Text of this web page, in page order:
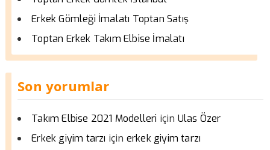
Erkek Gömleği İmalatı Toptan Satış
Toptan Erkek Takım Elbise İmalatı
Son yorumlar
Takım Elbise 2021 Modelleri için Ulas Özer
Erkek giyim tarzı için erkek giyim tarzı